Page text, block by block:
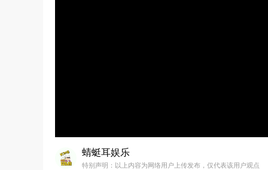
蜻蜓耳娱乐
特别声明：以上内容为网络用户上传发布，仅代表该用户观点